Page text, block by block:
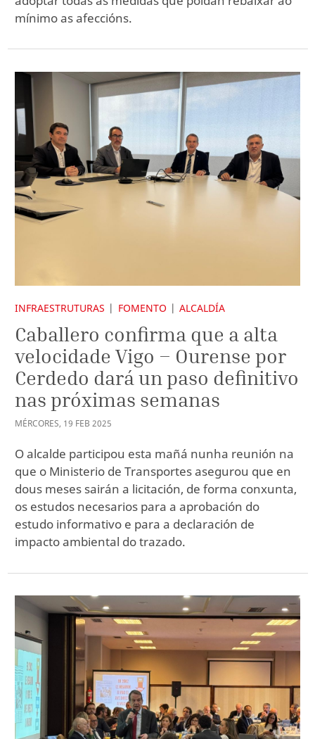
mínimo as afeccións.
INFRAESTRUTURAS FOMENTO ALCALDÍA
Caballero confirma que a alta
velocidade Vigo – Ourense por
Cerdedo dará un paso definitivo
nas próximas semanas
MÉRCORES, 19 FEB 2025
O alcalde participou esta mañá nunha reunión na
que o Ministerio de Transportes asegurou que en
dous meses sairán a licitación, de forma conxunta,
os estudos necesarios para a aprobación do
estudo informativo e para a declaración de
impacto ambiental do trazado.